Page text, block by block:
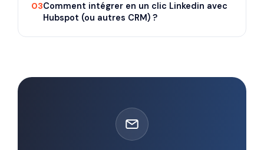
03Comment intégrer en un clic Linkedin avec
Hubspot (ou autres CRM) ?